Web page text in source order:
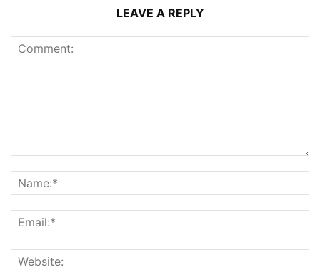
LEAVE A REPLY